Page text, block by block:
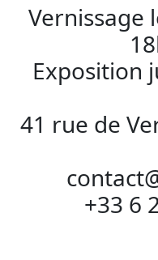
Vernissage
Exposition
41 rue de
+33 6